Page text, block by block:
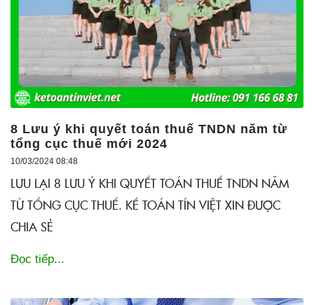
8 Lưu ý khi quyết toán thuế TNDN năm từ
tổng cục thuế mới 2024
10/03/2024 08:48
LƯU LẠI 8 LƯU Ý KHI QUYẾT TOÁN THUẾ TNDN NĂM
TỪ TỔNG CỤC THUẾ. KẾ TOÁN TÍN VIỆT XIN ĐƯỢC
CHIA SẺ
Đọc tiếp...